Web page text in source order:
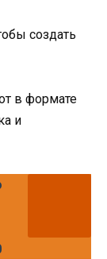
создать
в формате
и